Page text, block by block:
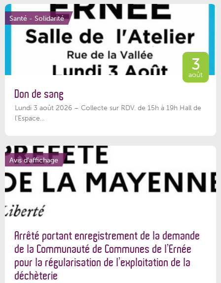
Santé - Solidarité
3
août
Don de sang
Lundi 3 août 2026 – Collecte sur RDV. de 15h à 19h Hall de
l'Espace...
Avis d'affichage
Arrêté portant enregistrement de la demande
de la Communauté de Communes de l’Ernée
pour la régularisation de l’exploitation de la
déchèterie